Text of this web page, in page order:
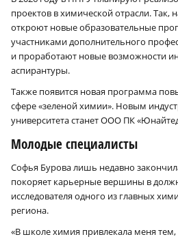
проектов в химической отрасли.
откроют новые образовательные
участниками дополнительного
и проработают новые возможности
аспирантуры.
Также появится новая программа
сфере «зеленой химии». Новым
университета станет ООО ПК
Молодые специалисты
Софья Бурова лишь недавно
покоряет карьерные вершины в
исследователя одного из главных
региона.
«В школе химия привлекала меня тем,